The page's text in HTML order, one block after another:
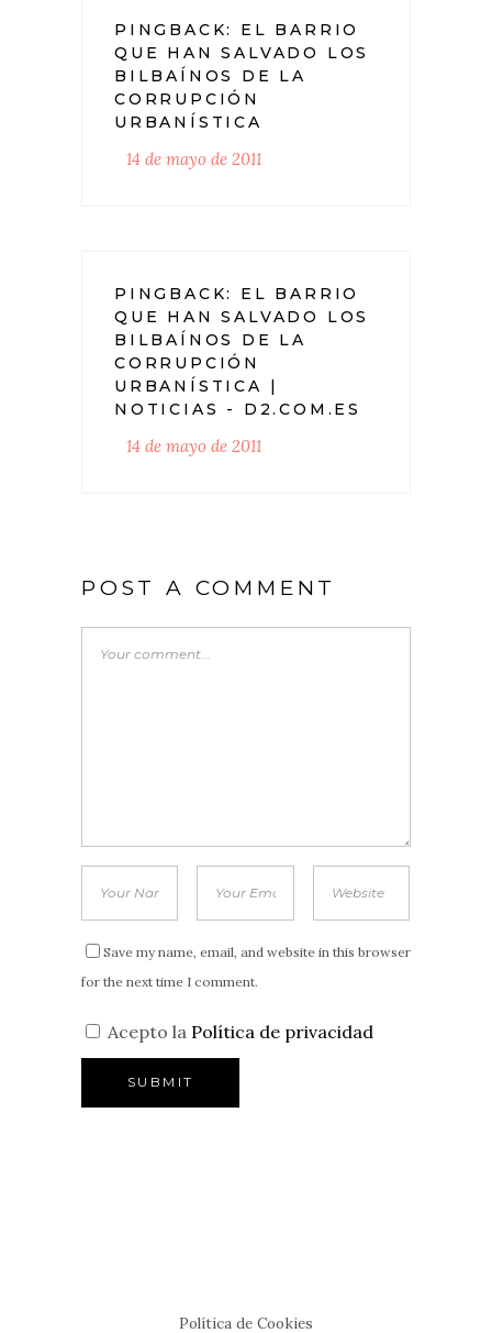
PINGBACK: EL BARRIO
QUE HAN SALVADO LOS
BILBAÍNOS DE LA
CORRUPCIÓN
URBANÍSTICA
14 de mayo de 2011
PINGBACK: EL BARRIO
QUE HAN SALVADO LOS
BILBAÍNOS DE LA
CORRUPCIÓN
URBANÍSTICA |
NOTICIAS - D2.COM.ES
14 de mayo de 2011
POST A COMMENT
Save my name, email, and website in this browser
for the next time I comment.
Acepto la Política de privacidad
Política de Cookies